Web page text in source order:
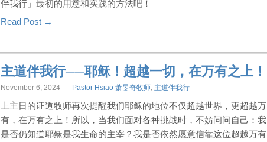
伴我行」最初的用意和实践的方法吧！
Read Post →
主道伴我行──耶稣！超越一切，在万有之上！
November 6, 2024 - Pastor Hsiao 萧旻奇牧师 主道伴我行
上主日的证道牧师再次提醒我们耶稣的地位不仅超越世界，更超越万
有，在万有之上！所以，当我们面对各种挑战时，不妨问问自己：我
是否仍知道耶稣是我生命的主宰？我是否依然愿意信靠这位超越万有